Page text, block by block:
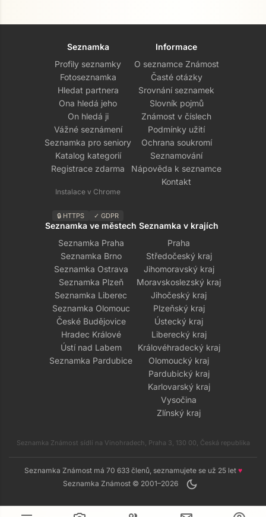
Seznamka
Profily seznamky
Fotoseznamka
Hledat partnera
Ona hledá jeho
On hledá ji
Vážné seznámení
Seznamka pro seniory
Katalog kategorií
Registrace zdarma
Instalace v Chrome
🔒 HTTPS ✓ GDPR
Informace
O seznamce Známost
Časté otázky
Srovnání seznamek
Slovník pojmů
Známost v číslech
Podmínky užití
Ochrana soukromí
Seznamování
Nápověda k seznamce
Kontakt
Seznamka ve městech
Seznamka Praha
Seznamka Brno
Seznamka Ostrava
Seznamka Plzeň
Seznamka Liberec
Seznamka Olomouc
České Budějovice
Hradec Králové
Ústí nad Labem
Seznamka Pardubice
Seznamka v krajích
Praha
Středočeský kraj
Jihomoravský kraj
Moravskoslezský kraj
Jihočeský kraj
Plzeňský kraj
Ústecký kraj
Liberecký kraj
Královéhradecký kraj
Olomoucký kraj
Pardubický kraj
Karlovarský kraj
Vysočina
Zlínský kraj
Seznamka Známost sídlí na Vinohradech, Praha 3, 130 00, Česká republika
Seznamka Známost má 70 633 členů, seznamujete se už 25 let ♥
Seznamka Známost © 2001–2026
dark_mode